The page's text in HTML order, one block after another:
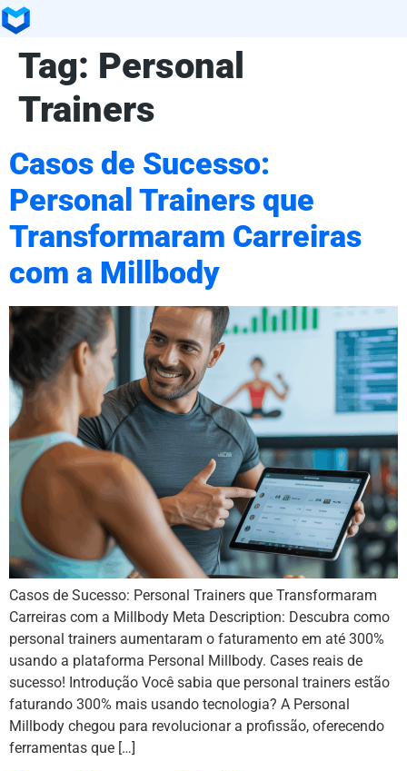
Tag: Personal
Trainers
Casos de Sucesso:
Personal Trainers que
Transformaram Carreiras
com a Millbody
Casos de Sucesso: Personal Trainers que Transformaram
Carreiras com a Millbody Meta Description: Descubra como
personal trainers aumentaram o faturamento em até 300%
usando a plataforma Personal Millbody. Cases reais de
sucesso! Introdução Você sabia que personal trainers estão
faturando 300% mais usando tecnologia? A Personal
Millbody chegou para revolucionar a profissão, oferecendo
ferramentas que […]